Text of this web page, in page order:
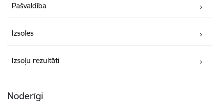
Pašvaldība
Izsoles
Izsoļu rezultāti
Noderīgi